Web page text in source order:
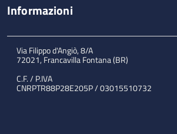
Informazioni
Via Filippo d'Angiò, 8/A
72021, Francavilla Fontana (BR)
C.F. / P.IVA
CNRPTR88P28E205P / 03015510732